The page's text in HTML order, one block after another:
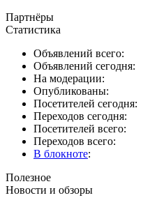
Партнёры
Статистика
Объявлений всего:
Объявлений сегодня:
На модерации:
Опубликованы:
Посетителей сегодня:
Переходов сегодня:
Посетителей всего:
Переходов всего:
В блокноте:
Полезное
Новости и обзоры